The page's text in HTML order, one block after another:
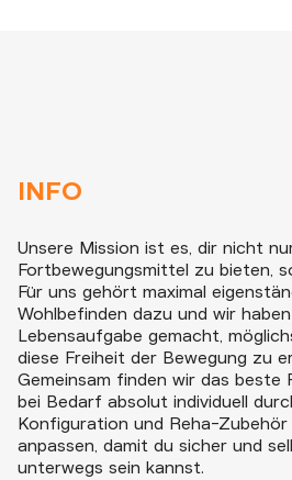
INFO
Unsere Mission ist es, dir nicht
Fortbewegungsmittel zu bieten,
Für uns gehört maximal
Wohlbefinden dazu und wir
Lebensaufgabe gemacht,
diese Freiheit der Bewegung zu
Gemeinsam finden wir das beste
bei Bedarf absolut individuell
Konfiguration und Reha-
anpassen, damit du sicher und
unterwegs sein kannst.